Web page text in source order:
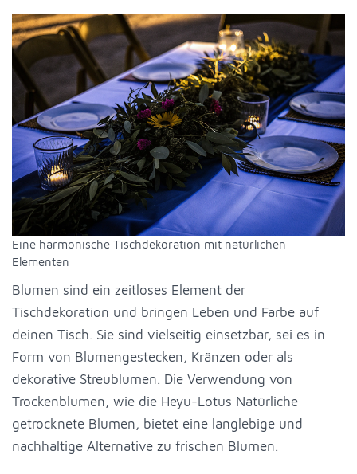
Eine harmonische Tischdekoration mit natürlichen
Elementen
Blumen sind ein zeitloses Element der
Tischdekoration und bringen Leben und Farbe auf
deinen Tisch. Sie sind vielseitig einsetzbar, sei es in
Form von Blumengestecken, Kränzen oder als
dekorative Streublumen. Die Verwendung von
Trockenblumen, wie die Heyu-Lotus Natürliche
getrocknete Blumen, bietet eine langlebige und
nachhaltige Alternative zu frischen Blumen.